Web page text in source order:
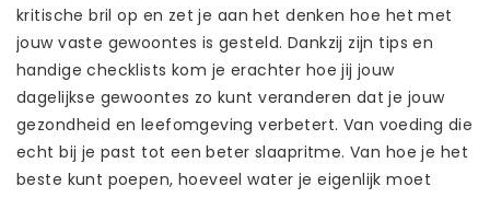
kritische bril op en zet je aan het denken hoe het met
jouw vaste gewoontes is gesteld. Dankzij zijn tips en
handige checklists kom je erachter hoe jij jouw
dagelijkse gewoontes zo kunt veranderen dat je jouw
gezondheid en leefomgeving verbetert. Van voeding die
echt bij je past tot een beter slaapritme. Van hoe je het
beste kunt poepen, hoeveel water je eigenlijk moet